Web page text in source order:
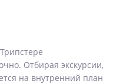
Отбирая экскурсии,
на внутренний план